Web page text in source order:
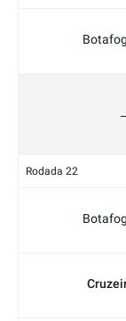
Rodada 22